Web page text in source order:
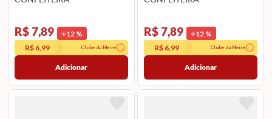
R$ 7,89 12%
R$ 6,99
Clube da Meire
Adicionar
R$ 7,89 12 %
R$ 6,99
Clube da Meire
Adicionar